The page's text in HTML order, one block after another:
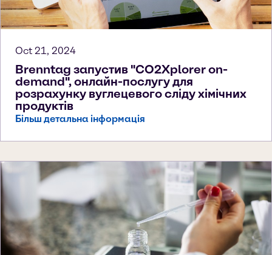
Oct 21, 2024
Brenntag запустив "CO2Xplorer on-
demand", онлайн-послугу для
розрахунку вуглецевого сліду хімічних
продуктів
Більш детальна інформація